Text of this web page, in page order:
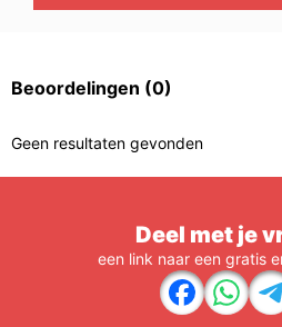
Beoordelingen (0)
Geen resultaten gevonden
Deel met je
een link naar een gratis